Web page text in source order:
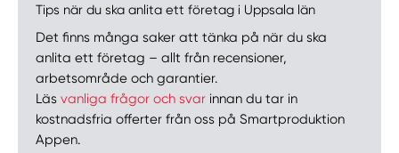
Tips när du ska anlita ett företag i Uppsala län
Det finns många saker att tänka på när du ska
anlita ett företag – allt från recensioner,
arbetsområde och garantier.
Läsvanliga frågor och svar innan du tar in
kostnadsfria offerter från oss på Smartproduktion
Appen.